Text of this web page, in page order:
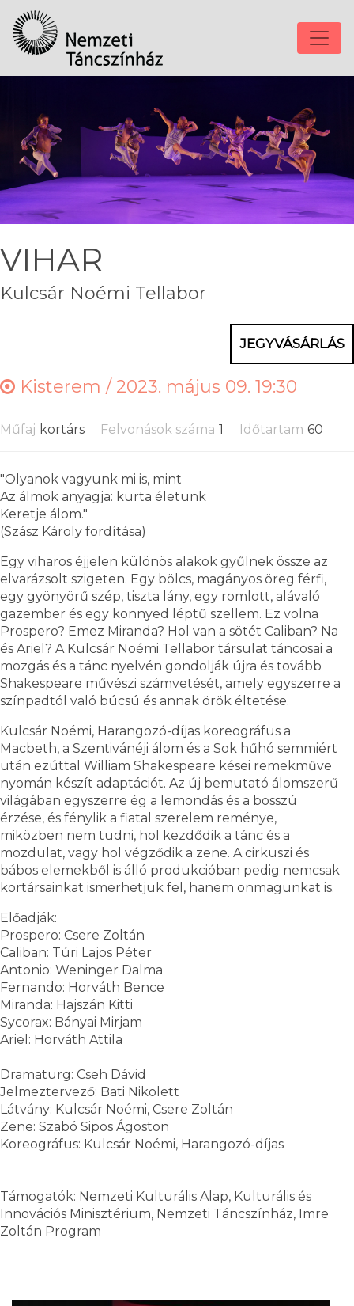
VIHAR
Kulcsár Noémi Tellabor
JEGYVÁSÁRLÁS
Kisterem /2023. május 09. 19:30
Műfaj kortárs Felvonások száma 1 Időtartam 60
"Olyanok vagyunk mi is, mint
Az álmok anyagja: kurta életünk
Keretje álom."
(Szász Károly fordítása)
Egy viharos éjjelen különös alakok gyűlnek össze az
elvarázsolt szigeten. Egy bölcs, magányos öreg férfi,
egy gyönyörű szép, tiszta lány, egy romlott, alávaló
gazember és egy könnyed léptű szellem. Ez volna
Prospero? Emez Miranda? Hol van a sötét Caliban? Na
és Ariel? A Kulcsár Noémi Tellabor társulat táncosai a
mozgás és a tánc nyelvén gondolják újra és tovább
Shakespeare művészi számvetését, amely egyszerre a
színpadtól való búcsú és annak örök éltetése.
Kulcsár Noémi, Harangozó-díjas koreográfus a
Macbeth, a Szentivánéji álom és a Sok hűhó semmiért
után ezúttal William Shakespeare kései remekműve
nyomán készít adaptációt. Az új bemutató álomszerű
világában egyszerre ég a lemondás és a bosszú
érzése, és fénylik a fiatal szerelem reménye,
miközben nem tudni, hol kezdődik a tánc és a
mozdulat, vagy hol végződik a zene. A cirkuszi és
bábos elemekből is álló produkcióban pedig nemcsak
kortársainkat ismerhetjük fel, hanem önmagunkat is.
Előadják:
Prospero: Csere Zoltán
Caliban: Túri Lajos Péter
Antonio: Weninger Dalma
Fernando: Horváth Bence
Miranda: Hajszán Kitti
Sycorax: Bányai Mirjam
Ariel: Horváth Attila
Dramaturg: Cseh Dávid
Jelmeztervező: Bati Nikolett
Látvány: Kulcsár Noémi, Csere Zoltán
Zene: Szabó Sipos Ágoston
Koreográfus: Kulcsár Noémi, Harangozó-díjas
Támogatók: Nemzeti Kulturális Alap, Kulturális és
Innovációs Minisztérium, Nemzeti Táncszínház, Imre
Zoltán Program